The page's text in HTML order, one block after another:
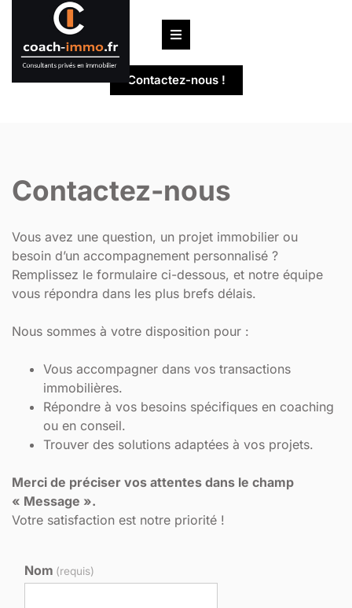
contenu
Contactez-nous !
Contactez-nous
Vous avez une question, un projet immobilier ou
besoin d’un accompagnement personnalisé ?
Remplissez le formulaire ci-dessous, et notre équipe
vous répondra dans les plus brefs délais.
Nous sommes à votre disposition pour :
Vous accompagner dans vos transactions
immobilières.
Répondre à vos besoins spécifiques en coaching
ou en conseil.
Trouver des solutions adaptées à vos projets.
Merci de préciser vos attentes dans le champ
« Message ».
Votre satisfaction est notre priorité !
Nom (requis)